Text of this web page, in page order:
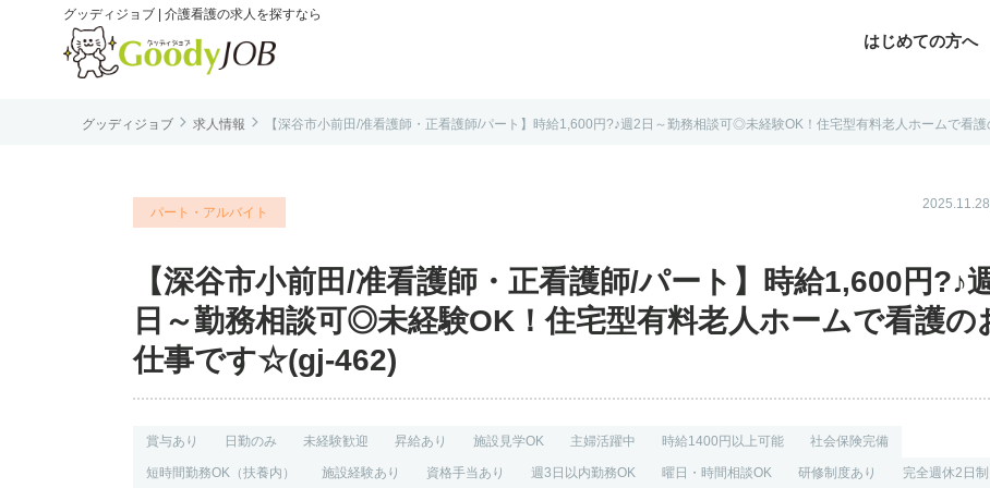
グッディジョブ | 介護看護の求人を探すなら
はじめての方へ
はじめての方へ よくあるご質問 転職お役立ち情報 運営会社案内
グッディジョブ  求人情報  【深谷市小前田/准看護師・正看護師/パート】時給1,600円?♪週2日～勤務相談可◎未経験OK！住宅型有料老人ホームで看
パート・アルバイト
【深谷市小前田/准看護師・正看護師/パート】時給1,600円?♪
日～勤務相談可◎未経験OK！住宅型有料老人ホームで看護の
仕事です☆(gj-462)
賞与あり 日勤のみ 未経験歓迎 昇給あり 施設見学OK 主婦活躍中 時給1400円以上可能 社会保険完備
短時間勤務OK（扶養内） 施設経験あり 資格手当あり 週3日以内勤務OK 曜日・時間相談OK 研修制度あり 完全週休2日制